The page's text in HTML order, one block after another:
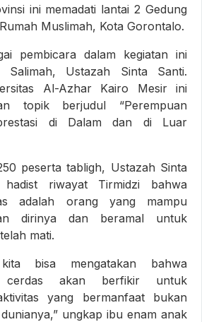
ini memadati lantai 2 Gedung
Muslimah, Kota Gorontalo.
pembicara dalam kegiatan ini
Ustazah Sinta Santi.
Al-Azhar Kairo Mesir ini
topik berjudul “Perempuan
di Dalam dan di Luar
peserta tabligh, Ustazah Sinta
hadist riwayat Tirmidzi bahwa
adalah orang yang mampu
dirinya dan beramal untuk
mati.
bisa mengatakan bahwa
cerdas akan berfikir untuk
yang bermanfaat bukan
ungkap ibu enam anak